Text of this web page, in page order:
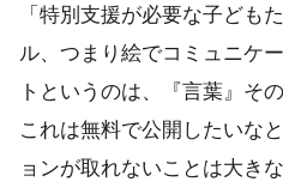
「特別支援が必要な子ども
ル、つまり絵でコミュニケ
トというのは、『言葉』そ
これは無料で公開したいな
ョンが取れないことは大き